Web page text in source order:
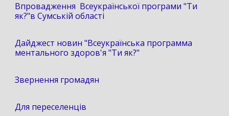
Впровадження Всеукраїнської програми "Ти
як?"в Сумській області
Дайджест новин "Всеукраїнська программа
ментального здоров'я "Ти як?"
Звернення громадян
Для переселенців